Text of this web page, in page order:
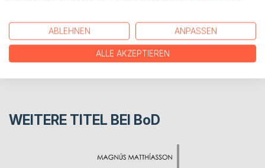
REZENSIONEN
WEITERE TITEL BEI BoD
ABLEHNEN ANPASSEN
ALLE AKZEPTIEREN